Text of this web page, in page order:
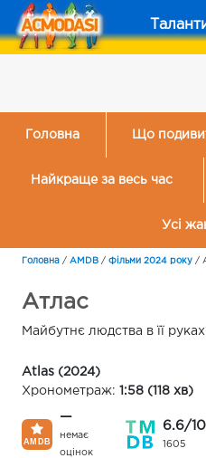
Головна Що
Найкраще за весь час
Усі
Головна / AMDB / Фільми 2024 року /
Атлас
Майбутнє людства в її
Atlas (2024)
Хронометраж: 1:58 (118 хв)
—
немає
оцінок
6.6/10
1605